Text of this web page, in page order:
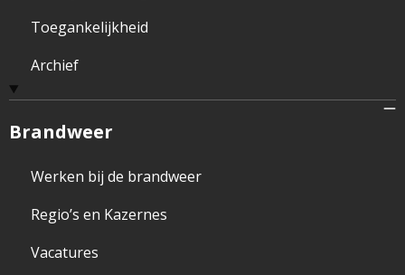
Toegankelijkheid
Archief
Brandweer
Werken bij de brandweer
Regio’s en Kazernes
Vacatures